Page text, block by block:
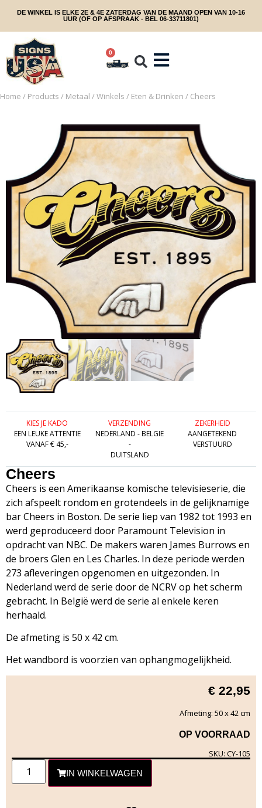
DE WINKEL IS ELKE 2E & 4E ZATERDAG VAN DE MAAND OPEN VAN 10-16
UUR (OF OP AFSPRAAK - BEL 06-33711801)
0
Home / Products / Metaal /Winkels / Eten & Drinken / Cheers
KIES JE KADO
EEN LEUKE ATTENTIE
VANAF € 45,-
VERZENDING
NEDERLAND - BELGIE
-
DUITSLAND
ZEKERHEID
AANGETEKEND
VERSTUURD
Cheers
Cheers is een Amerikaanse komische televisieserie, die
zich afspeelt rondom en grotendeels in de gelijknamige
bar Cheers in Boston. De serie liep van 1982 tot 1993 en
werd geproduceerd door Paramount Television in
opdracht van NBC. De makers waren James Burrows en
de broers Glen en Les Charles. In deze periode werden
273 afleveringen opgenomen en uitgezonden. In
Nederland werd de serie door de NCRV op het scherm
gebracht. In België werd de serie al enkele keren
herhaald.
De afmeting is 50 x 42 cm.
Het wandbord is voorzien van ophangmogelijkheid.
€ 22,95
Afmeting: 50 x 42 cm
OP VOORRAAD
SKU: CY-105
IN WINKELWAGEN